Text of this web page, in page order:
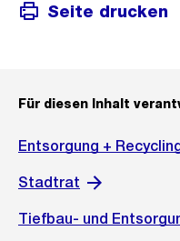
Seite drucken
Für diesen Inhalt
Entsorgung +
Stadtrat
Tiefbau- und